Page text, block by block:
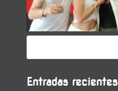
Entradas recientes